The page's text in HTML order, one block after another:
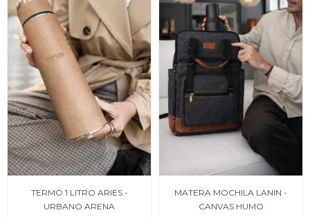
TERMO 1 LITRO ARIES -
URBANO ARENA
MATERA MOCHILA LANIN -
CANVAS HUMO